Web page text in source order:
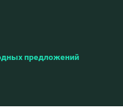
предложений